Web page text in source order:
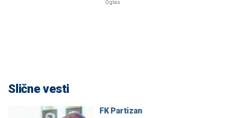
Slične vesti
FK Partizan